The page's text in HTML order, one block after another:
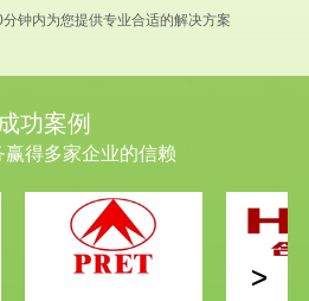
钟内为您提供专业合适的解决方案
成功案例
赢得多家企业的信赖
>